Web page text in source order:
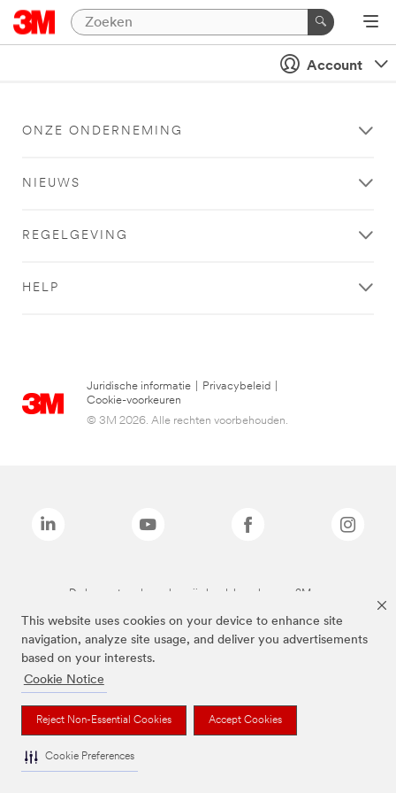
This website uses cookies on your device to enhance site
navigation, analyze site usage, and deliver you advertisements
based on your interests.
Cookie Notice
Reject Non-Essential Cookies Accept Cookies
Cookie Preferences
Account
ONZE ONDERNEMING
NIEUWS
REGELGEVING
HELP
Juridische informatie Privacybeleid
Cookie-voorkeuren
© 3M 2026. Alle rechten voorbehouden.
De bovenstaande merken zijn handelsmerken van 3M.we